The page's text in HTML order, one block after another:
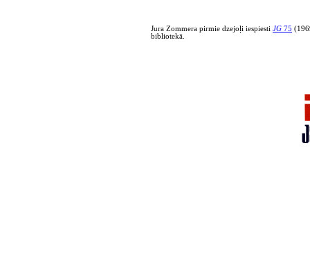
Jura Zommera pirmie dzejoļi iespiesti JG 75
bibliotekā.